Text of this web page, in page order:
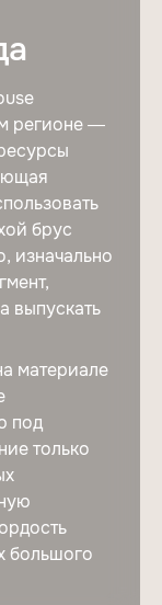
регионе —
брус
изначально
выпускать
материале
под
только
большого